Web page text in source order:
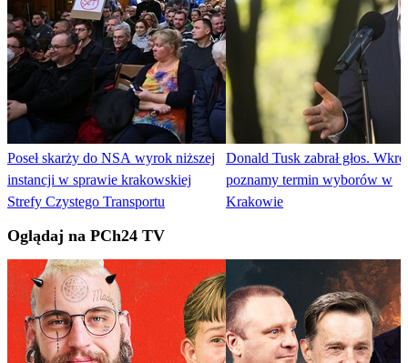
Poseł skarży do NSA wyrok niższej
instancji w sprawie krakowskiej
Strefy Czystego Transportu
Donald Tusk zabrał głos.
poznamy termin wyborów w
Krakowie
Oglądaj na PCh24 TV